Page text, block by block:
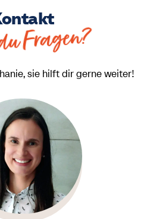
Fragen?
sie hilft dir gerne weiter!